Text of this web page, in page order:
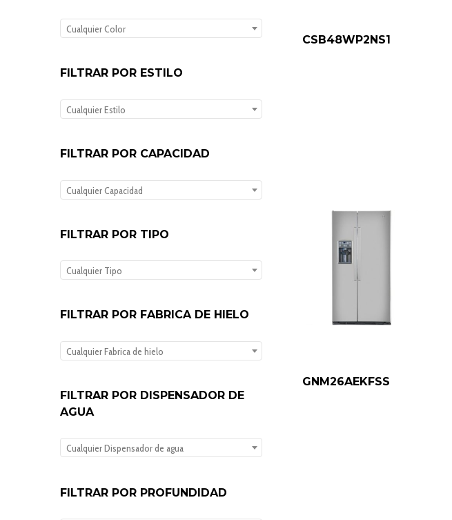
CSB48WP2NS1
GNM26AEKFSS
Cualquier Color
FILTRAR POR ESTILO
Cualquier Estilo
FILTRAR POR CAPACIDAD
Cualquier Capacidad
FILTRAR POR TIPO
Cualquier Tipo
FILTRAR POR FABRICA DE HIELO
Cualquier Fabrica de hielo
FILTRAR POR DISPENSADOR DE
AGUA
Cualquier Dispensador de agua
FILTRAR POR PROFUNDIDAD